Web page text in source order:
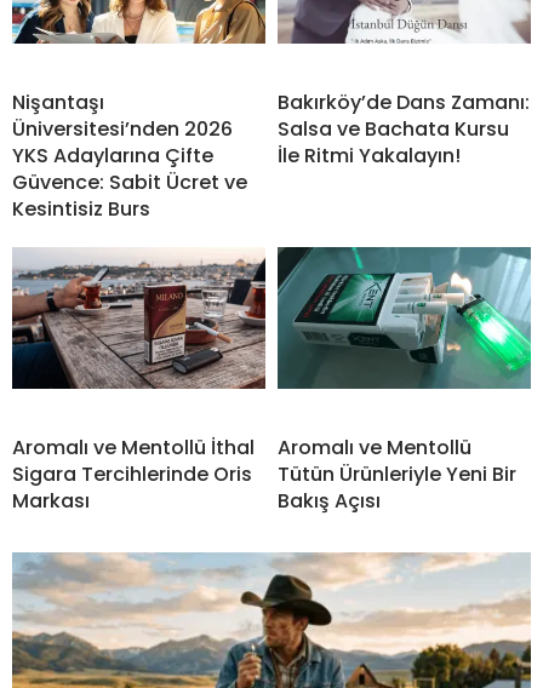
Nişantaşı
Üniversitesi’nden 2026
YKS Adaylarına Çifte
Güvence: Sabit Ücret ve
Kesintisiz Burs
Bakırköy’de Dans Zamanı:
Salsa ve Bachata Kursu
İle Ritmi Yakalayın!
Aromalı ve Mentollü İthal
Sigara Tercihlerinde Oris
Markası
Aromalı ve Mentollü
Tütün Ürünleriyle Yeni Bir
Bakış Açısı